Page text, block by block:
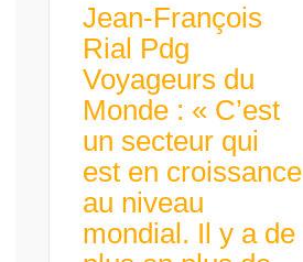
Jean-François
Rial Pdg
Voyageurs du
Monde : « C’est
un secteur qui
est en croissance
au niveau
mondial. Il y a de